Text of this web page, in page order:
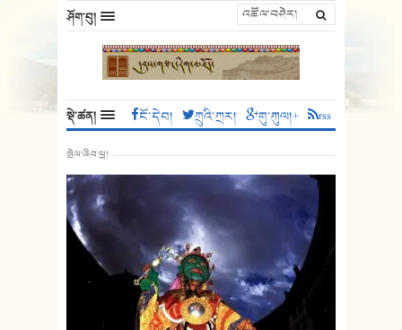
ཤོག་བུ།
སྡེ་ཚན། ངོ་དེབ། ཀྲུའི་ཀྲར། གུ་ཀུལ།+ rss
སྤེལ་ཞིབ་ཕྲ།